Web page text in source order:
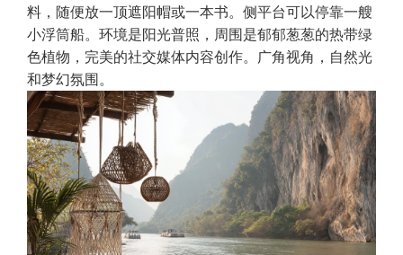
料，随便放一顶遮阳帽或一本书。侧平台可以停靠一艘
小浮筒船。环境是阳光普照，周围是郁郁葱葱的热带绿
色植物，完美的社交媒体内容创作。广角视角，自然光
和梦幻氛围。